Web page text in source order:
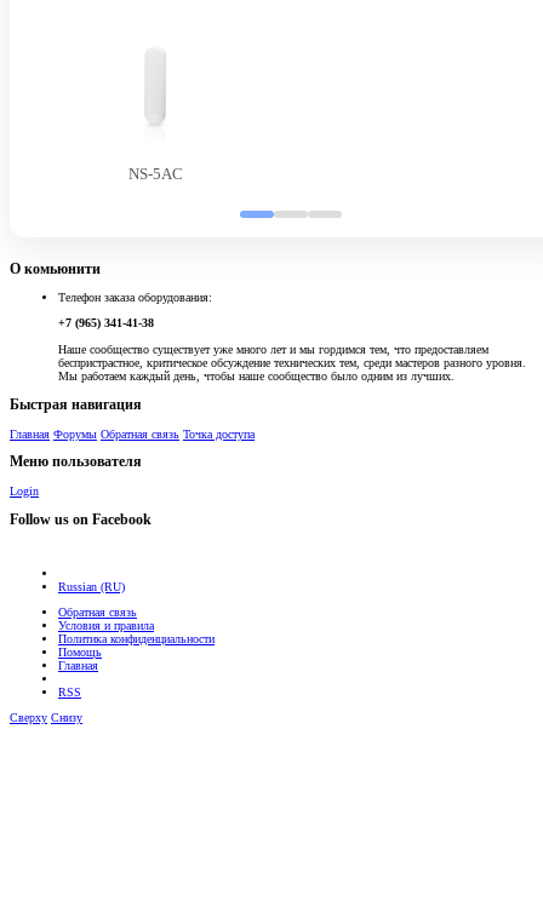
NS-5AC
О комьюнити
Телефон заказа оборудования:
+7 (965) 341-41-38
Наше сообщество существует уже много лет и мы гордимся тем, что предоставляем
беспристрастное, критическое обсуждение технических тем, среди мастеров разного уровня.
Мы работаем каждый день, чтобы наше сообщество было одним из лучших.
Быстрая навигация
Главная Форумы Обратная связь Точка доступа
Меню пользователя
Login
Follow us on Facebook
Russian (RU)
Обратная связь
Условия и правила
Политика конфиденциальности
Помощь
Главная
RSS
Сверху Снизу